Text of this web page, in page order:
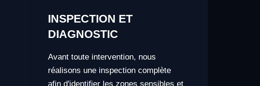
INSPECTION ET
DIAGNOSTIC
Avant toute intervention, nous
réalisons une inspection complète
afin d'identifier les zones sensibles et